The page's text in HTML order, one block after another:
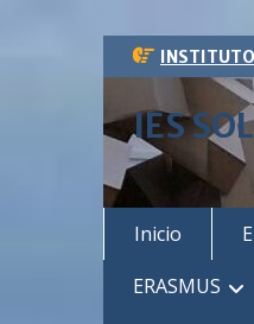
Saltar
al
contenido
IES
Inicio
ERASMUS